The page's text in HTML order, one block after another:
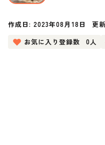
作成日:2023年08月18日 更
お気に入り登録数
0人